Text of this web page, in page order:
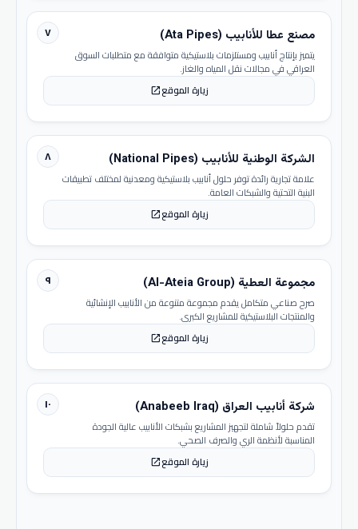
٧ مصنع عطا للأنابيب (Ata Pipes)
يتميز بإنتاج أنابيب ومستلزمات بلاستيكية متوافقة مع متطلبات السوق
العراقي في مجالات نقل المياه والغاز.
زيارة الموقعopen_in_new
٨ الشركة الوطنية للأنابيب (National Pipes)
علامة تجارية رائدة توفر حلول أنابيب بلاستيكية ومعدنية لمختلف تطبيقات
البنية التحتية والشبكات العامة.
زيارة الموقعopen_in_new
٩ مجموعة العطية (Al-Ateia Group)
صرح صناعي متكامل يقدم مجموعة متنوعة من الأنابيب الإنشائية
والمنتجات البلاستيكية للمشاريع الكبرى.
زيارة الموقعopen_in_new
١٠ شركة أنابيب العراق (Anabeeb Iraq)
تقدم حلولاً شاملة لتجهيز المشاريع بشبكات الأنابيب عالية الجودة
المناسبة لأنظمة الري والصرف الصحي.
زيارة الموقعopen_in_new